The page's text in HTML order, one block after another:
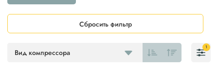
Вид компрессора
Сбросить фильтр
1